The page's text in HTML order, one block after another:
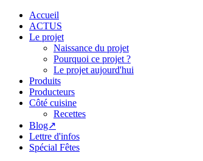
Accueil
ACTUS
Le projet
Naissance du projet
Pourquoi ce projet ?
Le projet aujourd'hui
Produits
Producteurs
Côté cuisine
Recettes
Blog↗
Lettre d'infos
Spécial Fêtes